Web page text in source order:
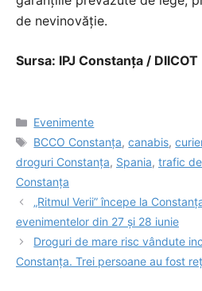
de nevinovăție.
Sursa: IPJ Constanța / DIICOT
Categorii
Evenimente
Etichete
BCCO Constanța,canabis,
droguri Constanța, Spania, trafic
Constanța
„Ritmul Verii” începe la
evenimentelor din 27 și 28 iunie
Droguri de mare risc vândute
Constanța. Trei persoane au fost